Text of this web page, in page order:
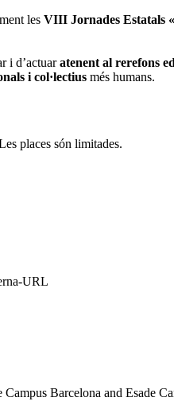
les VIII Jornades Estatals
i d’actuaratenent al rerefons
i col·lectius més humans.
places són limitades.
URL
Barcelona and Esade